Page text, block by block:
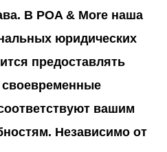
В POA& More наша
юридических
предоставлять
вашим
Независимо от